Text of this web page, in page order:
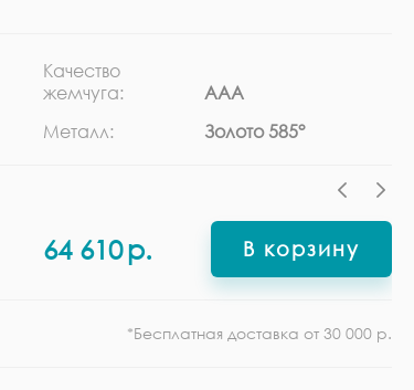
Качество
жемчуга:
ААА
Металл:
Золото 585°
64 610р. В корзину
*Бесплатная доставка от 30 000 р.